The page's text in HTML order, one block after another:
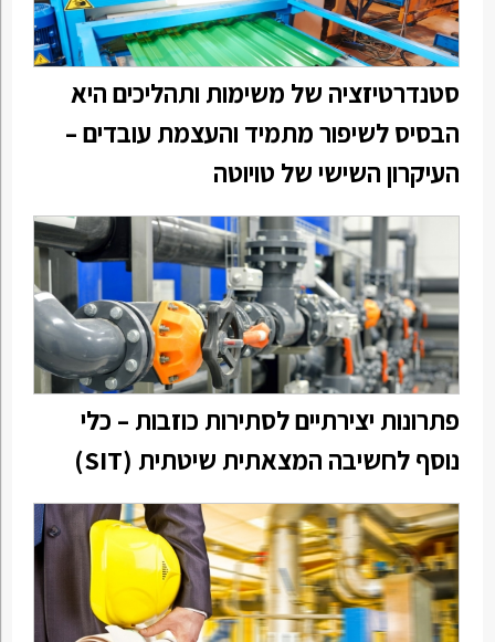
סטנדרטיזציה של משימות ותהליכים היא
הבסיס לשיפור מתמיד והעצמת עובדים –
העיקרון השישי של טויוטה
פתרונות יצירתיים לסתירות כוזבות – כלי
נוסף לחשיבה המצאתית שיטתית (SIT)